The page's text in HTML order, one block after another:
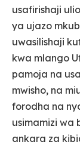
usafirishaji
ya ujazo
uwasilishaji
kwa mlango
pamoja na
mwisho, na
forodha na
usimamizi wa
ankara za